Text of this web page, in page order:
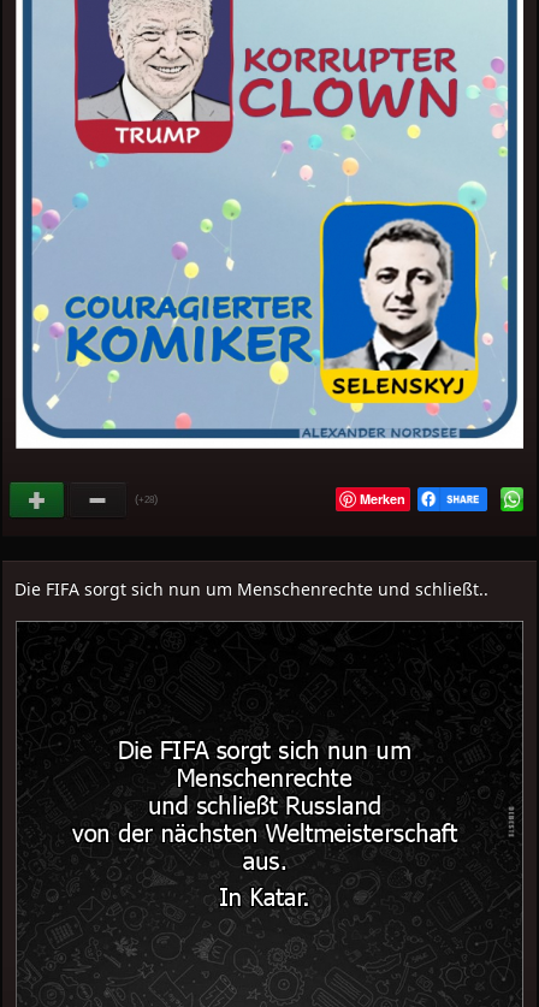
(+28) Merken
Die FIFA sorgt sich nun um Menschenrechte und schließt..